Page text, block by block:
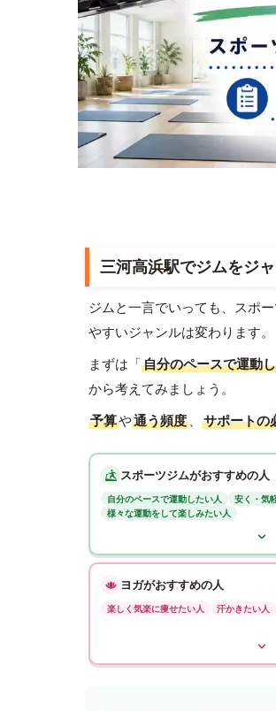
三河高浜駅でジムをジ
ジムと一言でいっても、スポ
やすいジャンルは変わります。
まずは「自分のペースで運動
から考えてみましょう。
予算や通う頻度 、 サポートの
スポーツジムがおすすめの人
自分のペースで運動したい人
安く・気
様々な運動をして楽しみたい人
ヨガがおすすめの人
楽しく気楽に痩せたい人 汗かきたい人